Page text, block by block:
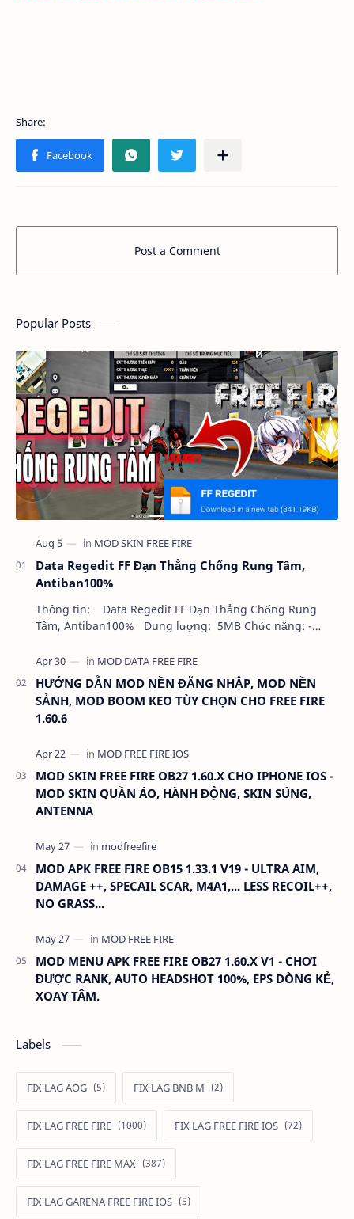
Post a Comment
Popular Posts
Data Regedit FF Đạn Thẳng Chống Rung Tâm,
Antiban100%
Thông tin: Data Regedit FF Đạn Thẳng Chống Rung
Tâm, Antiban100% Dung lượng: 5MB Chức năng: -
HƯỚNG DẪN MOD NỀN ĐĂNG NHẬP, MOD NỀN
SẢNH, MOD BOOM KEO TÙY CHỌN CHO FREE FIRE
1.60.6
MOD SKIN FREE FIRE OB27 1.60.X CHO IPHONE IOS -
MOD SKIN QUẦN ÁO, HÀNH ĐỘNG, SKIN SÚNG,
ANTENNA
MOD APK FREE FIRE OB15 1.33.1 V19 - ULTRA AIM,
DAMAGE ++, SPECAIL SCAR, M4A1,... LESS RECOIL++,
NO GRASS...
MOD MENU APK FREE FIRE OB27 1.60.X V1 - CHƠI
ĐƯỢC RANK, AUTO HEADSHOT 100%, EPS DÒNG KẺ,
XOAY TÂM.
Labels
FIX LAG AOG FIX LAG BNB M
FIX LAG FREE FIRE FIX LAG FREE FIRE IOS
FIX LAG FREE FIRE MAX
FIX LAG GARENA FREE FIRE IOS